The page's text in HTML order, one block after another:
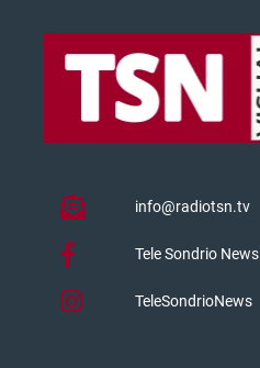
info@radiotsn.tv
Tele Sondrio News
TeleSondrioNews